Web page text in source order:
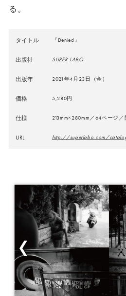
る。
タイトル 『Denied』
出版社 SUPER LABO
出版年 2021年4月23日（金）
価格 5,280円
仕様 213mm×280mm／64ページ
URL http://superlabo.com/